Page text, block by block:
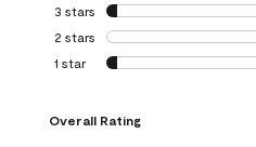
3 stars stars
2 stars stars
1 star stars
Overall Rating